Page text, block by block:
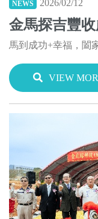
NEWS 2026/02/12
金馬探吉豐
馬到成功+幸福，闔
VIEW